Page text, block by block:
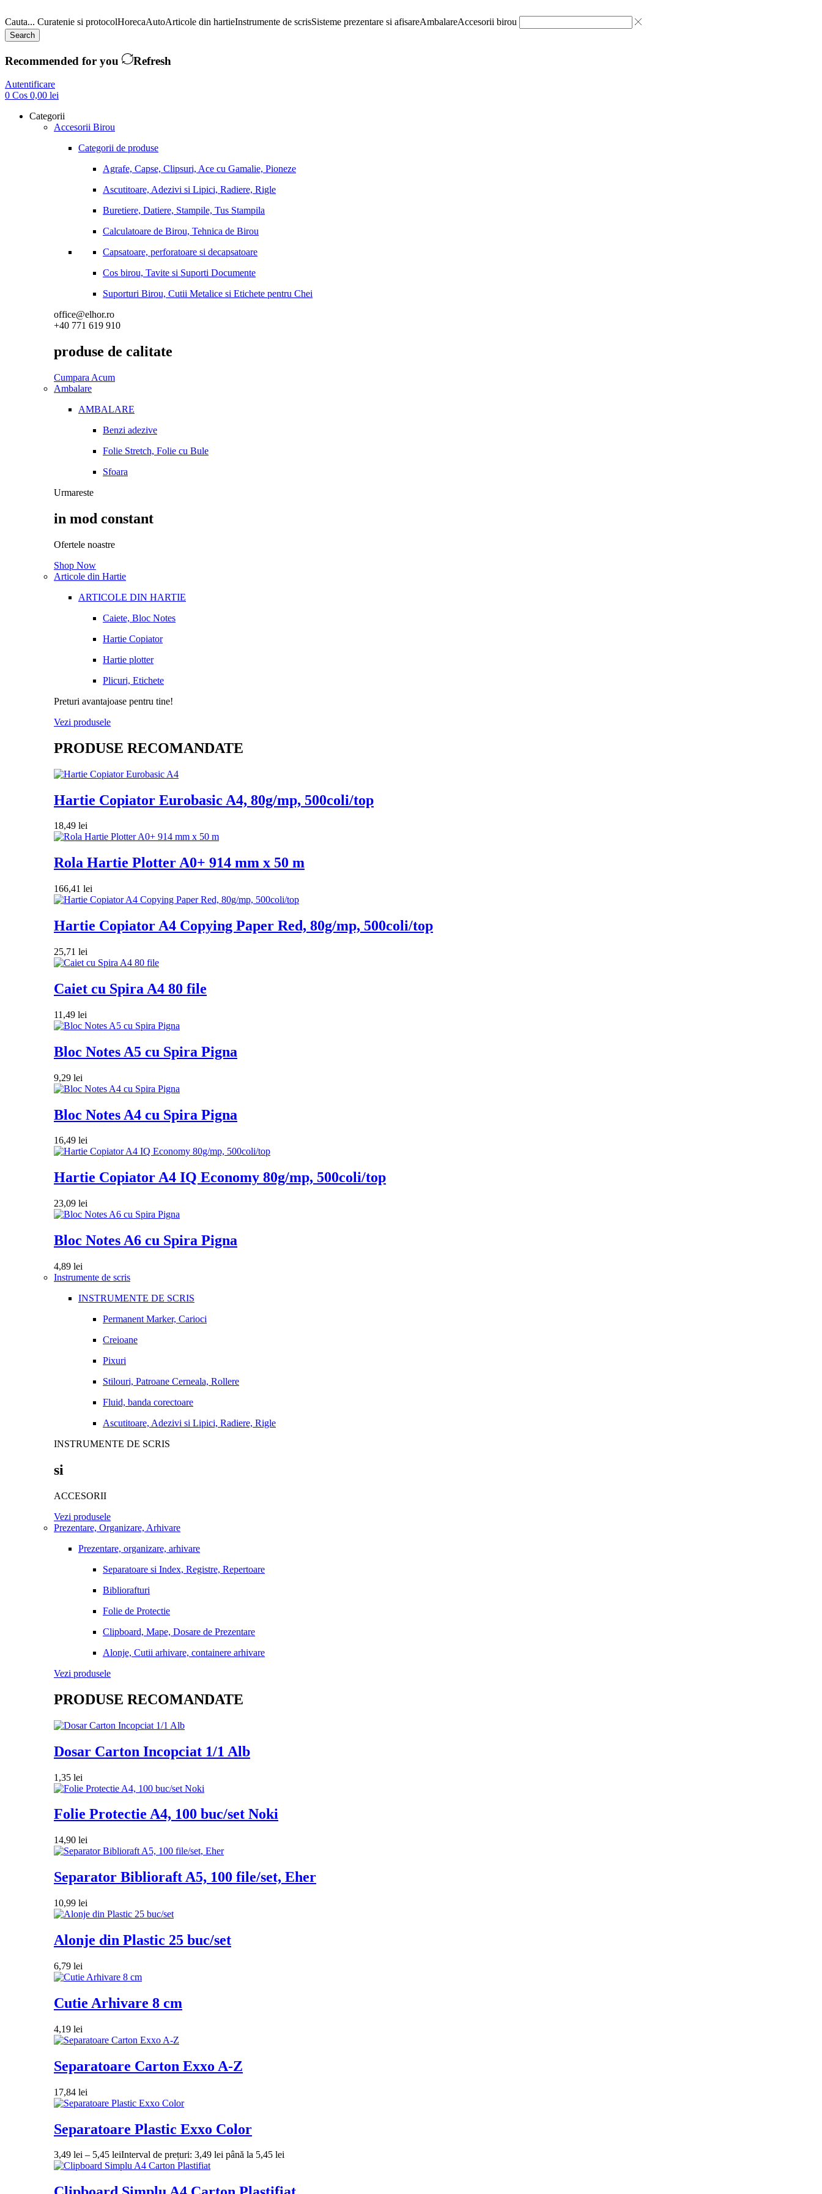
Cauta... Curatenie si protocolHorecaAutoArticole din hartieInstrumente de scrisSisteme prezentare si afisareAmbalareAccesorii birou
Search
Recommended for you Refresh
Autentificare
0 Cos 0,00 lei
Categorii
Accesorii Birou
Categorii de produse
Agrafe, Capse, Clipsuri, Ace cu Gamalie, Pioneze
Ascutitoare, Adezivi si Lipici, Radiere, Rigle
Buretiere, Datiere, Stampile, Tus Stampila
Calculatoare de Birou, Tehnica de Birou
Capsatoare, perforatoare si decapsatoare
Cos birou, Tavite si Suporti Documente
Suporturi Birou, Cutii Metalice si Etichete pentru Chei
office@elhor.ro
+40 771 619 910
produse de calitate
Cumpara Acum
Ambalare
AMBALARE
Benzi adezive
Folie Stretch, Folie cu Bule
Sfoara
Urmareste
in mod constant
Ofertele noastre
Shop Now
Articole din Hartie
ARTICOLE DIN HARTIE
Caiete, Bloc Notes
Hartie Copiator
Hartie plotter
Plicuri, Etichete
Preturi avantajoase pentru tine!
Vezi produsele
PRODUSE RECOMANDATE
Hartie Copiator Eurobasic A4, 80g/mp, 500coli/top
18,49 lei
Rola Hartie Plotter A0+ 914 mm x 50 m
166,41 lei
Hartie Copiator A4 Copying Paper Red, 80g/mp, 500coli/top
25,71 lei
Caiet cu Spira A4 80 file
11,49 lei
Bloc Notes A5 cu Spira Pigna
9,29 lei
Bloc Notes A4 cu Spira Pigna
16,49 lei
Hartie Copiator A4 IQ Economy 80g/mp, 500coli/top
23,09 lei
Bloc Notes A6 cu Spira Pigna
4,89 lei
Instrumente de scris
INSTRUMENTE DE SCRIS
Permanent Marker, Carioci
Creioane
Pixuri
Stilouri, Patroane Cerneala, Rollere
Fluid, banda corectoare
Ascutitoare, Adezivi si Lipici, Radiere, Rigle
INSTRUMENTE DE SCRIS
si
ACCESORII
Vezi produsele
Prezentare, Organizare, Arhivare
Prezentare, organizare, arhivare
Separatoare si Index, Registre, Repertoare
Bibliorafturi
Folie de Protectie
Clipboard, Mape, Dosare de Prezentare
Alonje, Cutii arhivare, containere arhivare
Vezi produsele
PRODUSE RECOMANDATE
Dosar Carton Incopciat 1/1 Alb
1,35 lei
Folie Protectie A4, 100 buc/set Noki
14,90 lei
Separator Biblioraft A5, 100 file/set, Eher
10,99 lei
Alonje din Plastic 25 buc/set
6,79 lei
Cutie Arhivare 8 cm
4,19 lei
Separatoare Carton Exxo A-Z
17,84 lei
Separatoare Plastic Exxo Color
3,49 lei – 5,45 leiInterval de prețuri: 3,49 lei până la 5,45 lei